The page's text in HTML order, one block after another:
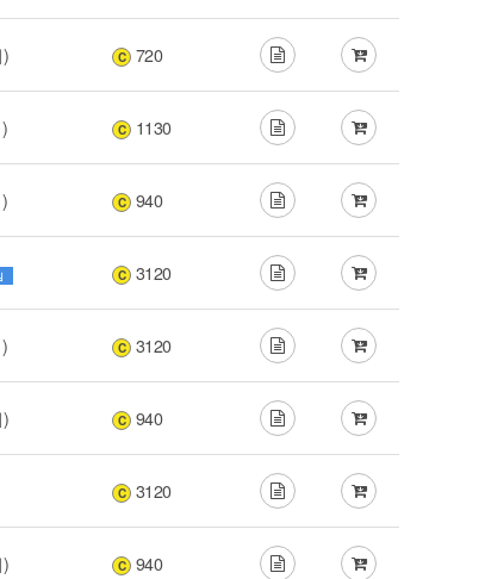
C 720
C 1130
C 940
C 3120
C 3120
C 940
C 3120
C 940